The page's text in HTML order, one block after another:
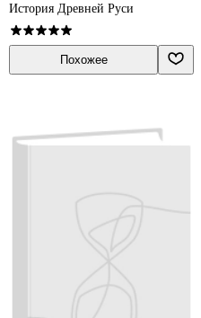
История Древней Руси
Похожее